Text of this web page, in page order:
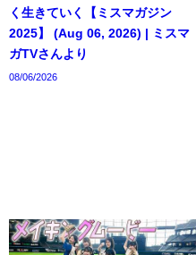
く生きていく【ミスマガジン
2025】 (Aug 06, 2026) | ミスマ
ガTVさんより
08/06/2026